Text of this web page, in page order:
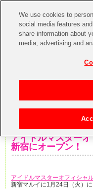
アイドルマスター
新宿にオープン！
アイドルマスターオフィシャ
新宿マルイに1月24日（火）に
We use cookies to
social media features
share information about
media, advertising and